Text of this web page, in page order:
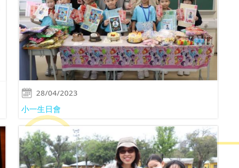
28/04/2023
小一生日會